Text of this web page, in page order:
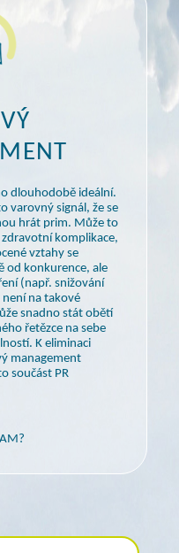
dlouhodobě ideální.
varovný signál, že se
hrát prim. Může to
zdravotní komplikace,
vztahy se
od konkurence, ale
(např. snižování
na takové
snadno stát obětí
řetězce na sebe
K eliminaci
management
součást PR